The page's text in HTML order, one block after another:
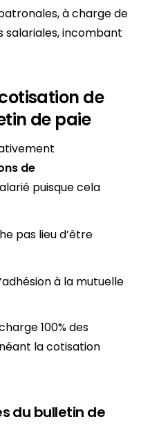
à charge de
salariales, incombant
de
de paie
de
puisque cela
pas lieu d’être
à la mutuelle
100% des
la cotisation
du bulletin de